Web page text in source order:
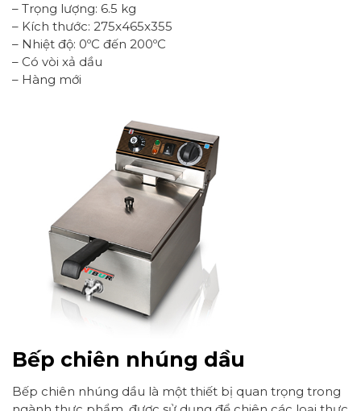
– Trọng lượng: 6.5 kg
– Kích thước: 275x465x355
– Nhiệt độ: 0ºC đến 200ºC
– Có vòi xả dầu
– Hàng mới
Bếp chiên nhúng dầu
Bếp chiên nhúng dầu là một thiết bị quan trọng trong